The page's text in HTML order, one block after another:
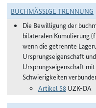
BUCHMÄSSIGE TRENNUNG
Die Bewilligung der
bilateralen Kumulierung
wenn die getrennte
Ursprungseigenschaft
Ursprungseigenschaft
Schwierigkeiten
Artikel 58 UZK-DA